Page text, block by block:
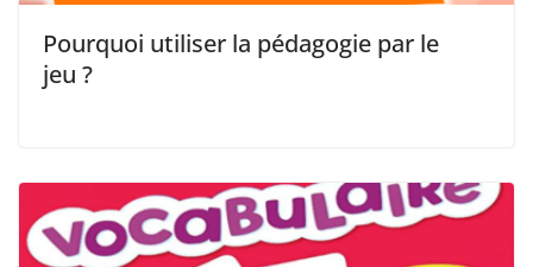
Pourquoi utiliser la pédagogie par le
jeu ?